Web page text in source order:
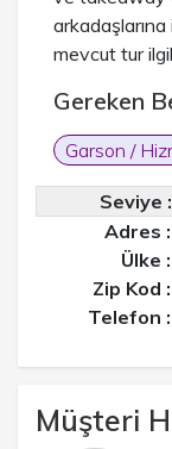
arkadaşlarına
mevcut tur
Gereken
Garson /
Seviye :
Adres :
Ülke :
Zip Kod :
Telefon :
Müşteri